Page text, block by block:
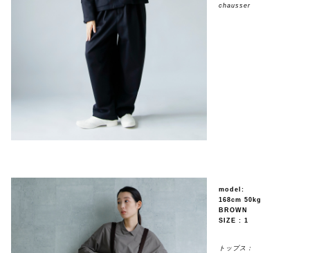
chausser
model:
168cm 50kg
BROWN
SIZE : 1
トップス：